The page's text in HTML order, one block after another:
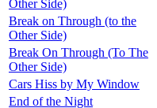
Other Side)
Break on Through (to the
Other Side)
Break On Through (To The
Other Side)
Cars Hiss by My Window
End of the Night